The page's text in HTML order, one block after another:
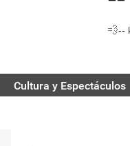
💨--
Cultura y Espectáculos